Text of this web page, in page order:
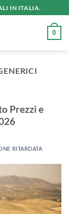
IN ITALIA.
0
Prezzi e
RITARDATA